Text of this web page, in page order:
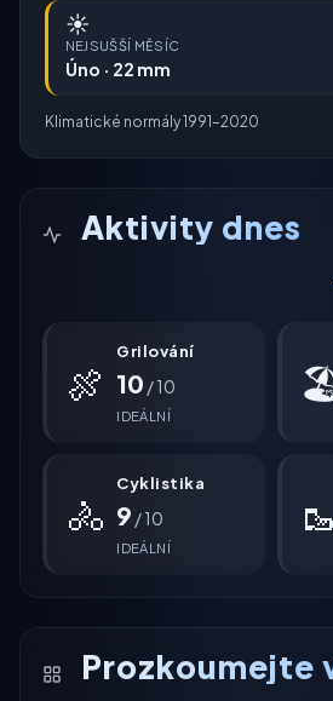
☀️
NEJSUŠŠÍ MĚSÍC
Úno · 22 mm
Klimatické normály 1991–2020
Aktivity dnes
🍖
Grilování
10 / 10
IDEÁLNÍ
🚴
Cyklistika
9 / 10
IDEÁLNÍ
🥾
Prozkoumejte